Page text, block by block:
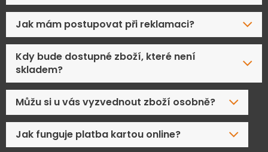
Jak mám postupovat při reklamaci?
Kdy bude dostupné zboží, které není
skladem?
Můžu si u vás vyzvednout zboží osobně?
Jak funguje platba kartou online?